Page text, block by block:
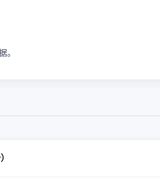
。